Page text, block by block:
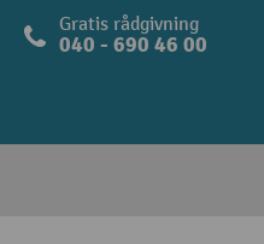
Gratis rådgivning
040 - 690 46 00